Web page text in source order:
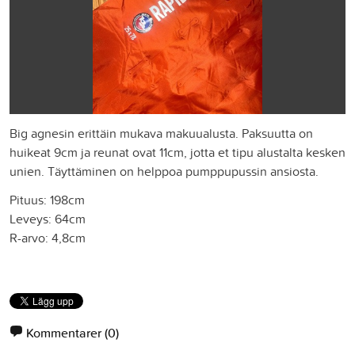
Big agnesin erittäin mukava makuualusta. Paksuutta on
huikeat 9cm ja reunat ovat 11cm, jotta et tipu alustalta kesken
unien. Täyttäminen on helppoa pumppupussin ansiosta.
Pituus: 198cm
Leveys: 64cm
R-arvo: 4,8cm
Kommentarer(0)